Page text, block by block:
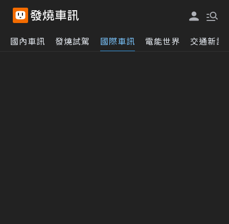
國內車訊 發燒試駕 國際車訊 電能世界 交通新訊